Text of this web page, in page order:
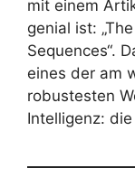
mit einem
genial ist:
Sequences“.
eines der am
robustesten
Intelligenz: